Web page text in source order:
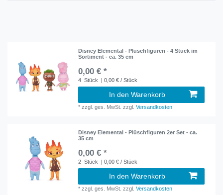
Disney Elemental - Plüschfiguren - 4 Stück im
Sortiment - ca. 35 cm
0,00 € *
4 Stück | 0,00 € / Stück
In den Warenkorb
*zzgl. ges. MwSt. zzgl.Versandkosten
Disney Elemental - Plüschfiguren 2er Set - ca.
35 cm
0,00 € *
2 Stück | 0,00 € / Stück
In den Warenkorb
*zzgl. ges. MwSt. zzgl.Versandkosten